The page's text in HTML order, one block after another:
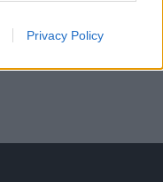
Privacy Policy